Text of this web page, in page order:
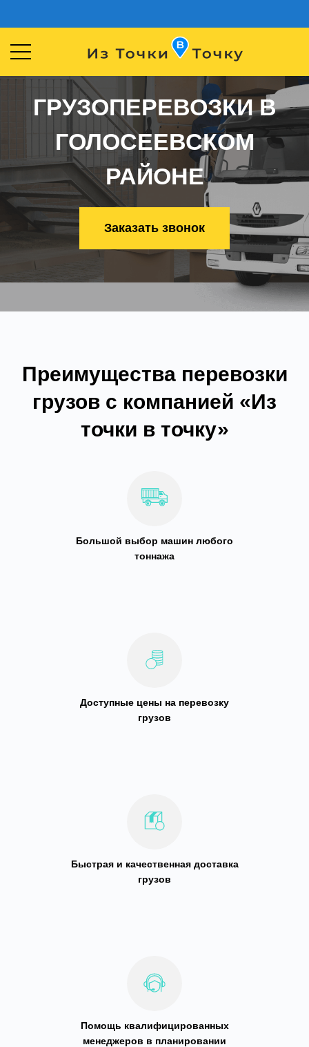
ГРУЗОПЕРЕВОЗКИ В
ГОЛОСЕЕВСКОМ
РАЙОНЕ
Заказать звонок
Преимущества перевозки
грузов с компанией «Из
точки в точку»
Большой выбор машин любого
тоннажа
Доступные цены на перевозку
грузов
Быстрая и качественная доставка
грузов
Помощь квалифицированных
менеджеров в планировании